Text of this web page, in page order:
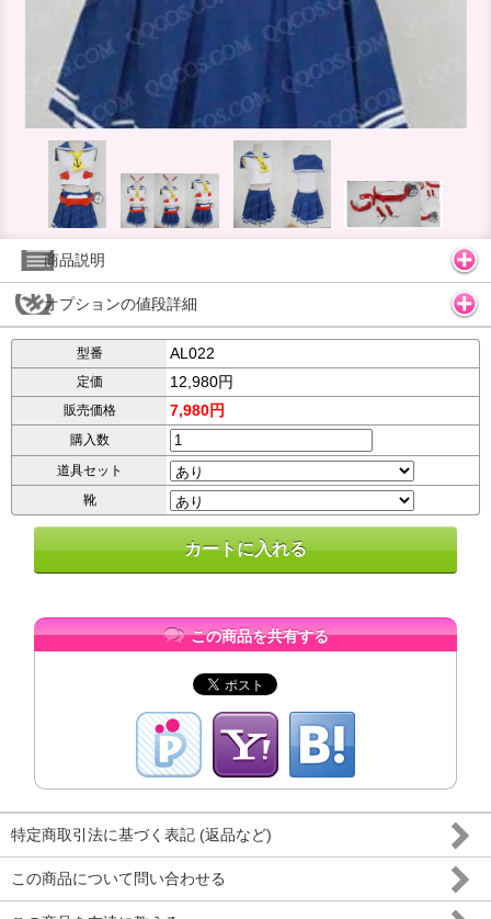
商品説明
オプションの値段詳細
型番 AL022
定価 12,980円
販売価格 7,980円
購入数
道具セット
靴
この商品を共有する
特定商取引法に基づく表記 (返品など)
この商品について問い合わせる